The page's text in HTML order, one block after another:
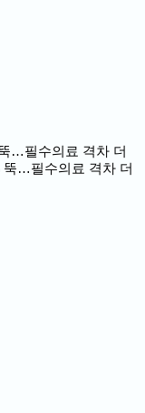
…필수의료 격차 더
뚝…필수의료 격차 더